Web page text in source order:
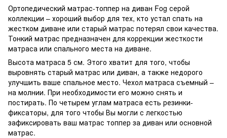
Ортопедический матрас-топпер на диван Fog серой
коллекции – хороший выбор для тех, кто устал спать на
жестком диване или старый матрас потерял свои качества.
Тонкий матрас предназначен для коррекции жесткости
матраса или спального места на диване.
Высота матраса 5 см. Этого хватит для того, чтобы
выровнять старый матрас или диван, а также недорого
улучшить ваше спальное место. Чехол матраса съемный –
на молнии. При необходимости его можно снять и
постирать. По четырем углам матраса есть резинки-
фиксаторы, для того чтобы Вы могли с легкостью
зафиксировать ваш матрас топпер за диван или основной
матрас.